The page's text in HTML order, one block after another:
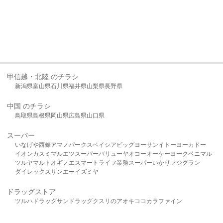
甲信越・北陸 のチラシ
新潟県富山県石川県福井県山梨県長野県
中国 のチラシ
鳥取県島根県岡山県広島県山口県
スーパー
いなげや西條アマノパークスベイシア ビッグヨーサンイトーヨーカドー
イオンカスミ マルエツスーパーバリューヤオコーオーケー ヨークベニマル
ツルヤマルト オギノ エスマート ライフ業務スーパーいかり フジグラン
ダイレックスサンエーイズミヤ
ドラッグストア
ツルハドラッグサンドラッグクスリのアオキ ココカラファイン